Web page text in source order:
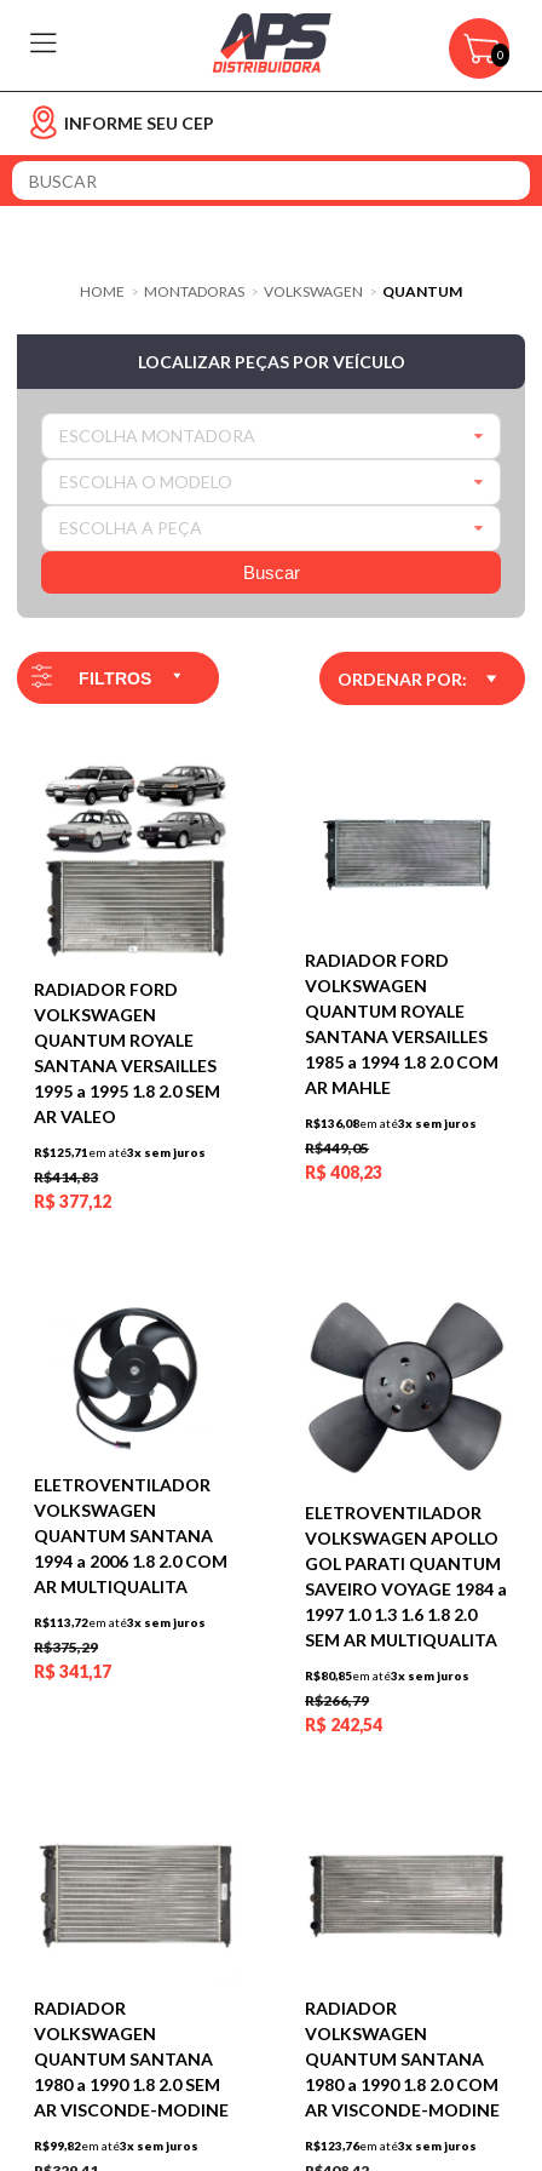
0
INFORME SEU CEP
HOME > MONTADORAS > VOLKSWAGEN > QUANTUM
LOCALIZAR PEÇAS POR VEÍCULO
ESCOLHA MONTADORA
ESCOLHA O MODELO
ESCOLHA A PEÇA
Buscar
FILTROS ORDENAR POR:
RADIADOR FORD
VOLKSWAGEN
QUANTUM ROYALE
SANTANA VERSAILLES
1995 a 1995 1.8 2.0 SEM
AR VALEO
R$125,71 em até3x sem juros
R$414,83
R$377,12
RADIADOR FORD
VOLKSWAGEN
QUANTUM ROYALE
SANTANA VERSAILLES
1985 a 1994 1.8 2.0 COM
AR MAHLE
R$136,08em até3x sem juros
R$449,05
R$408,23
ELETROVENTILADOR
VOLKSWAGEN
QUANTUM SANTANA
1994 a 2006 1.8 2.0 COM
AR MULTIQUALITA
R$113,72em até3x sem juros
R$375,29
R$341,17
ELETROVENTILADOR
VOLKSWAGEN APOLLO
GOL PARATI QUANTUM
SAVEIRO VOYAGE 1984 a
1997 1.0 1.3 1.6 1.8 2.0
SEM AR MULTIQUALITA
R$80,85em até3x sem juros
R$266,79
R$ 242,54
RADIADOR
VOLKSWAGEN
QUANTUM SANTANA
1980 a 1990 1.8 2.0 SEM
AR VISCONDE-MODINE
R$99,82em até3x sem juros
RADIADOR
VOLKSWAGEN
QUANTUM SANTANA
1980 a 1990 1.8 2.0 COM
AR VISCONDE-MODINE
R$123,76em até3x sem juros